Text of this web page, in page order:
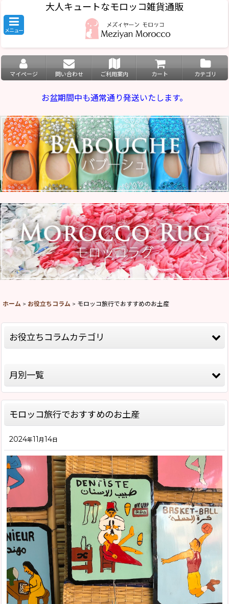
大人キュートなモロッコ雑貨通販
メニュー
マイページ 問い合わせ ご利用案内 カート カテゴリ
お盆期間中も通常通り発送いたします。
ホーム > お役立ちコラム > モロッコ旅行でおすすめのお土産
モロッコ旅行でおすすめのお土産
2024年11月14日
お役立ちコラムカテゴリ
モロッコ情報
バブーシュについて
お店について
月別一覧
2026年
2025年
2024年